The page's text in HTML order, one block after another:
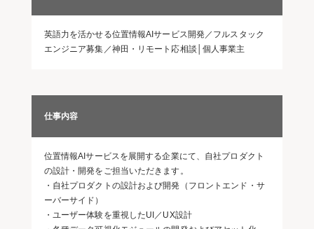
英語力を活かせる位置情報AIサービス開発／フルスタック
エンジニア募集／神田・リモート応相談│個人事業主
仕事内容
位置情報AIサービスを展開する企業にて、自社プロダクト
の設計・開発をご担当いただきます。
・自社プロダクトの設計および開発（フロントエンド・サ
ーバーサイド）
・ユーザー体験を重視したUI／UX設計